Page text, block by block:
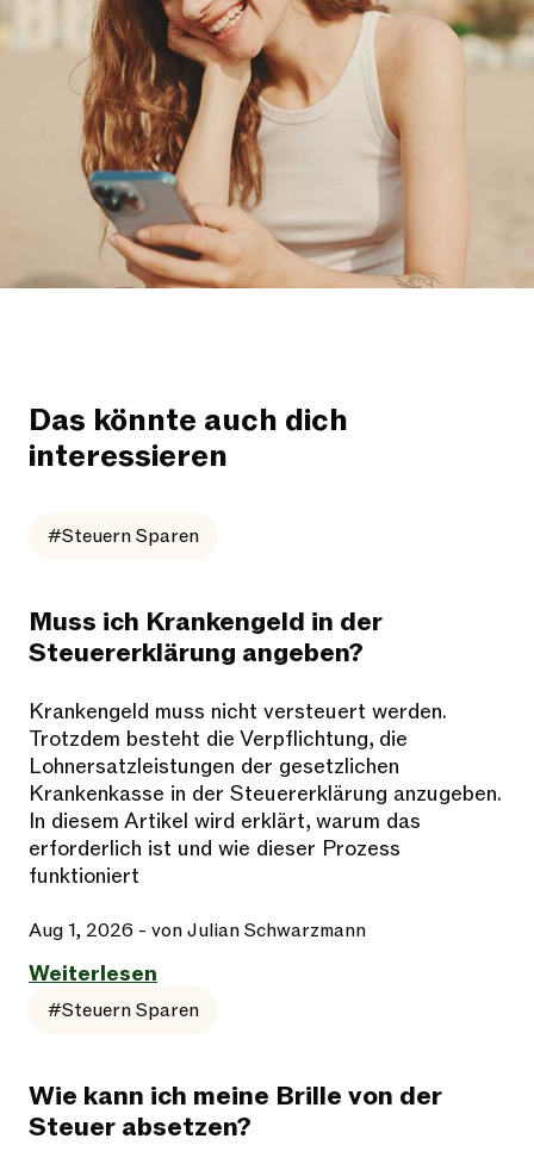
Das könnte auch dich
interessieren
#Steuern Sparen
Muss ich Krankengeld in der
Steuererklärung angeben?
Krankengeld muss nicht versteuert werden.
Trotzdem besteht die Verpflichtung, die
Lohnersatzleistungen der gesetzlichen
Krankenkasse in der Steuererklärung anzugeben.
In diesem Artikel wird erklärt, warum das
erforderlich ist und wie dieser Prozess
funktioniert
Aug 1, 2026 - von Julian Schwarzmann
Weiterlesen
#Steuern Sparen
Wie kann ich meine Brille von der
Steuer absetzen?